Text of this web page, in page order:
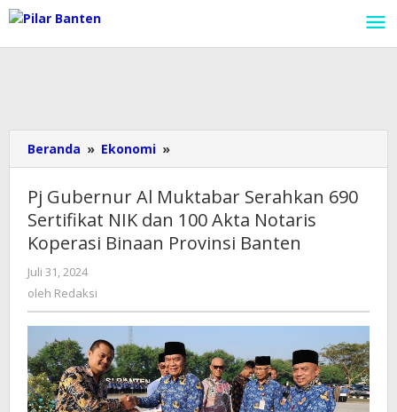
Lewati
ke
konten
Beranda » Ekonomi »
Gubernur
Muktabar
Serahkan
690
100
Notaris
Koperasi
Binaan
Pj Gubernur Al Muktabar Serahkan 690
Sertifikat NIK dan 100 Akta Notaris
Koperasi Binaan Provinsi Banten
Juli 31, 2024
oleh Redaksi